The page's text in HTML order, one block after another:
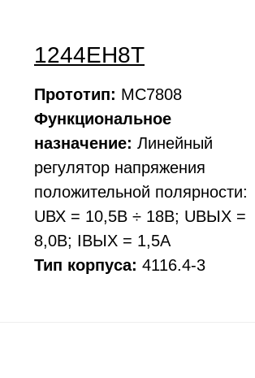
1244ЕН8Т
Прототип: МС7808
Функциональное
назначение: Линейный
регулятоp напpяжения
положительной полярности:
UВХ = 10,5В ÷ 18В; UВЫХ =
8,0В; IВЫХ = 1,5А
Тип корпуса: 4116.4-3